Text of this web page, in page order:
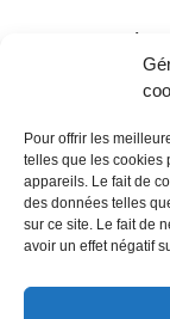
Pour offrir les
telles que les cookies
appareils. Le fait de
des données telles
sur ce site. Le fait de
avoir un effet négatif